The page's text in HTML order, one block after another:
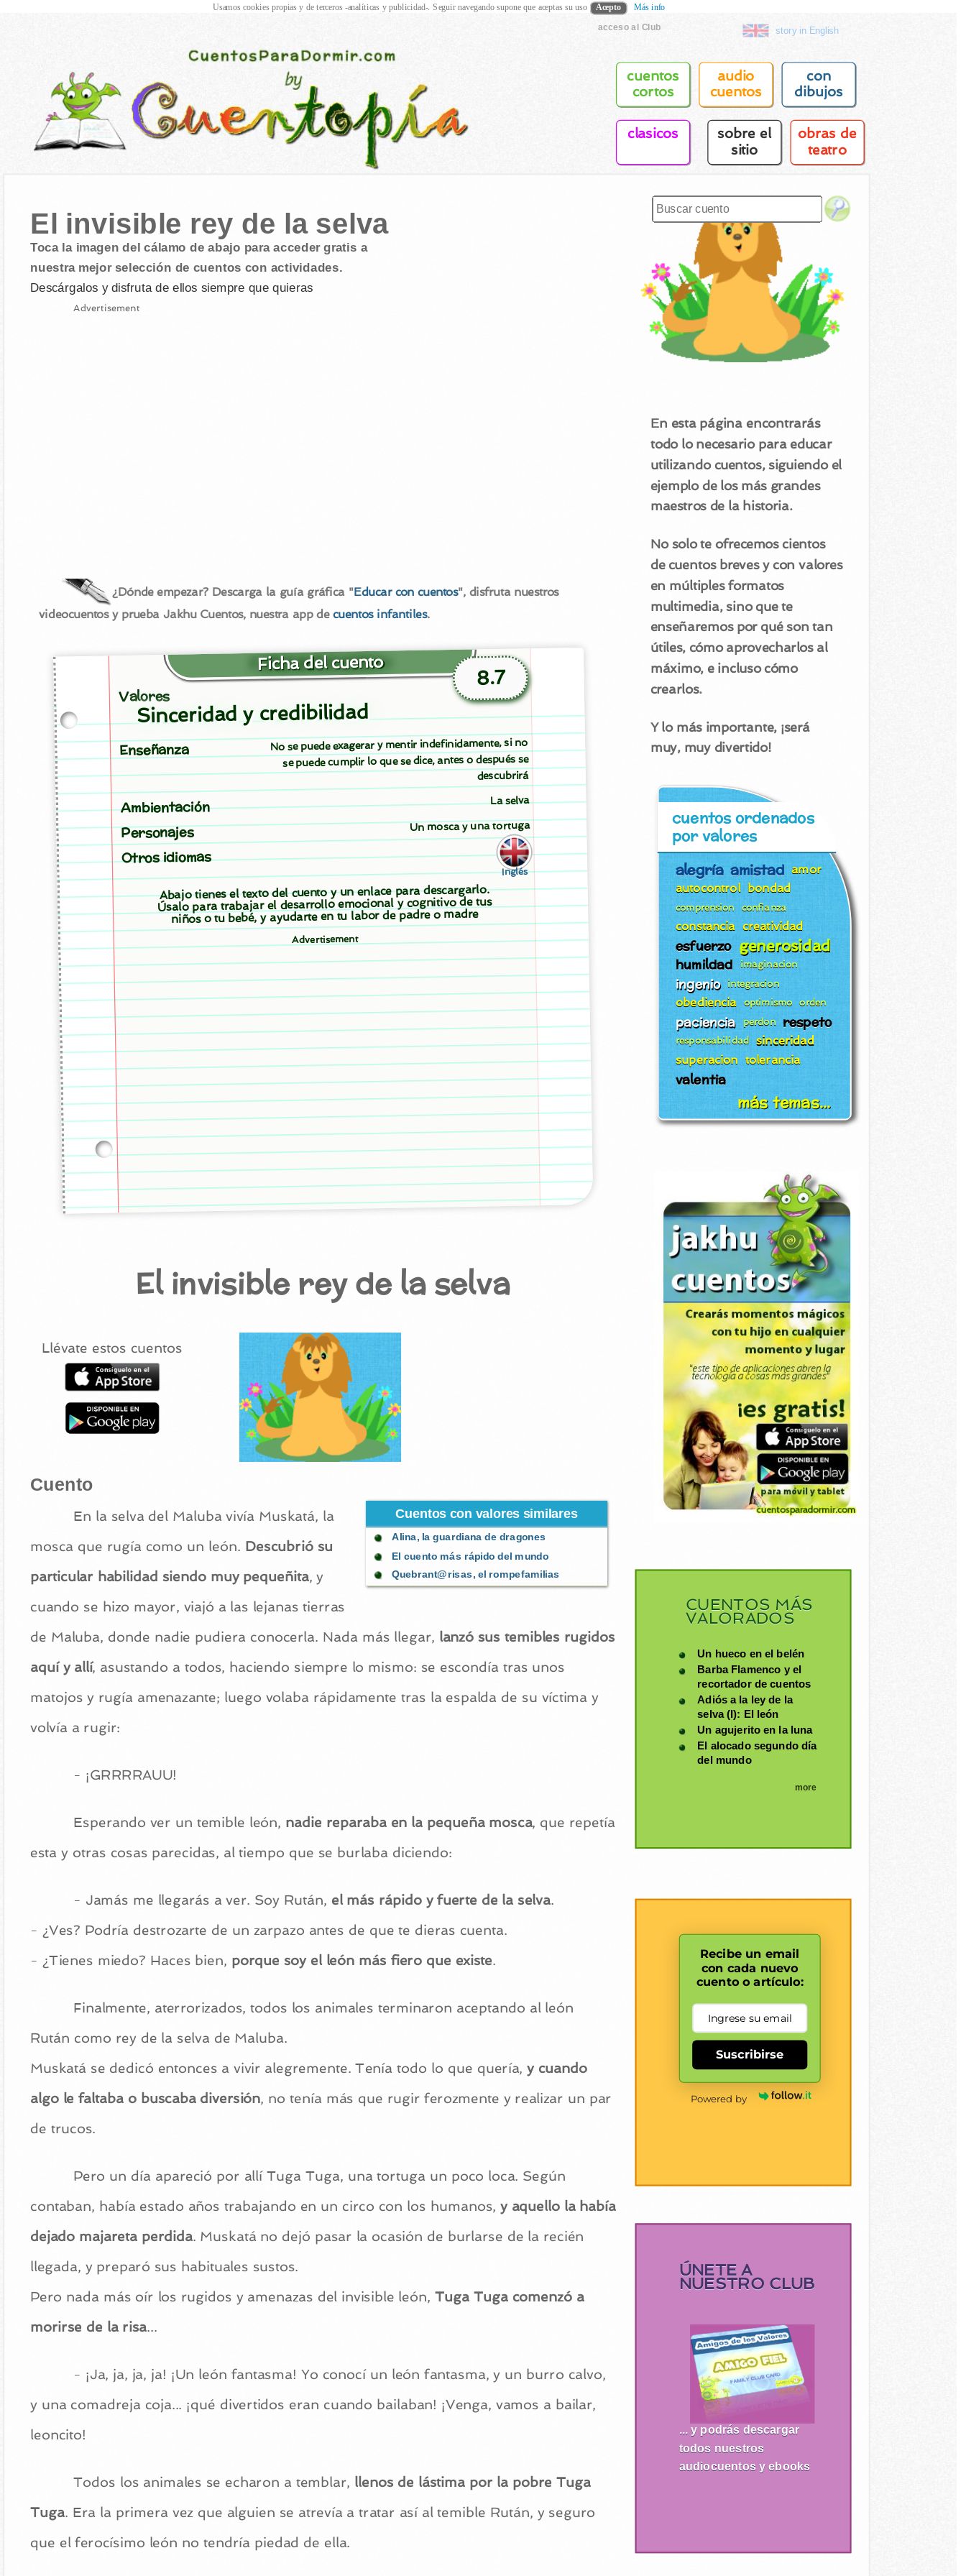
acceso al Club story in English
cuentos
cortos
audio
cuentos
con
dibujos
clasicos sobre el
sitio
obras de
teatro
El invisible rey de la selva
Toca la imagen del cálamo de abajo para acceder gratis a
nuestra mejor selección de cuentos con actividades.
Descárgalos y disfruta de ellos siempre que quieras
Advertisement
¿Dónde empezar? Descarga la guía gráfica "Educar con cuentos", disfruta nuestros
videocuentos y prueba Jakhu Cuentos, nuestra app decuentos infantiles.
Ficha del cuento
8.7
Valores
Sinceridad y credibilidad
Enseñanza No se puede exagerar y mentir indefinidamente, si no
se puede cumplir lo que se dice, antes o después se
descubrirá
Ambientación La selva
Personajes Un mosca y una tortuga
Otros idiomas
Inglés
Abajo tienes el texto del cuento y un enlace para descargarlo.
Úsalo para trabajar el desarrollo emocional y cognitivo de tus
niños o tu bebé, y ayudarte en tu labor de padre o madre
Advertisement
El invisible rey de la selva
Llévate estos cuentos
Cuento
Cuentos con valores similares
Alina, la guardiana de dragones
El cuento más rápido del mundo
Quebrant@risas, el rompefamilias
En la selva del Maluba vivía Muskatá, la
mosca que rugía como un león. Descubrió su
particular habilidad siendo muy pequeñita, y
cuando se hizo mayor, viajó a las lejanas tierras
de Maluba, donde nadie pudiera conocerla. Nada más llegar, lanzó sus temibles rugidos
aquí y allí, asustando a todos, haciendo siempre lo mismo: se escondía tras unos
matojos y rugía amenazante; luego volaba rápidamente tras la espalda de su víctima y
volvía a rugir:
- ¡GRRRRAUU!
Esperando ver un temible león, nadie reparaba en la pequeña mosca, que repetía
esta y otras cosas parecidas, al tiempo que se burlaba diciendo:
- Jamás me llegarás a ver. Soy Rután, el más rápido y fuerte de la selva.
- ¿Ves? Podría destrozarte de un zarpazo antes de que te dieras cuenta.
- ¿Tienes miedo? Haces bien, porque soy el león más fiero que existe.
Finalmente, aterrorizados, todos los animales terminaron aceptando al león
Rután como rey de la selva de Maluba.
Muskatá se dedicó entonces a vivir alegremente. Tenía todo lo que quería, y cuando
algo le faltaba o buscaba diversión, no tenía más que rugir ferozmente y realizar un par
de trucos.
Pero un día apareció por allí Tuga Tuga, una tortuga un poco loca. Según
contaban, había estado años trabajando en un circo con los humanos, y aquello la había
dejado majareta perdida. Muskatá no dejó pasar la ocasión de burlarse de la recién
llegada, y preparó sus habituales sustos.
Pero nada más oír los rugidos y amenazas del invisible león, Tuga Tuga comenzó a
morirse de la risa...
- ¡Ja, ja, ja, ja! ¡Un león fantasma! Yo conocí un león fantasma, y un burro calvo,
y una comadreja coja... ¡qué divertidos eran cuando bailaban! ¡Venga, vamos a bailar,
leoncito!
Todos los animales se echaron a temblar, llenos de lástima por la pobre Tuga
Tuga. Era la primera vez que alguien se atrevía a tratar así al temible Rután, y seguro
que el ferocísimo león no tendría piedad de ella.
En esta página encontrarás
todo lo necesario para educar
utilizando cuentos, siguiendo el
ejemplo de los más grandes
maestros de la historia.
No solo te ofrecemos cientos
de cuentos breves y con valores
en múltiples formatos
multimedia, sino que te
enseñaremos por qué son tan
útiles, cómo aprovecharlos al
máximo, e incluso cómo
crearlos.
Y lo más importante, ¡será
muy, muy divertido!
cuentos ordenados
por valores
alegría amistad amor
autocontrol bondad
comprension confianza
constancia creatividad
esfuerzo generosidad
humildad imaginacion
ingenio integracion
obediencia optimismo orden
paciencia perdon respeto
responsabilidad
sinceridad
superacion tolerancia
valentia
más temas...
CUENTOS MÁS
VALORADOS
Un hueco en el belén
Barba Flamenco y el
recortador de cuentos
Adiós a la ley de la
selva (I): El león
Un agujerito en la luna
El alocado segundo día
del mundo
more
Recibe un email
con cada nuevo
cuento o artículo:
Suscribirse
Powered by
ÚNETE A
NUESTRO CLUB
... y podrás descargar
todos nuestros
audiocuentos y ebooks
Usamos cookies propias y de terceros -analíticas y publicidad-. Seguir navegando supone que aceptas su uso Acepto Más info